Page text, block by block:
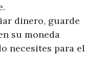
dinero, guarde
su moneda
necesites para el